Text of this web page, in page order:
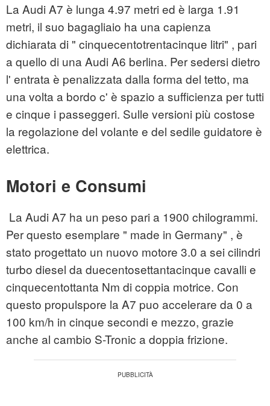
La Audi A7 è lunga 4.97 metri ed è larga 1.91
metri, il suo bagagliaio ha una capienza
dichiarata di " cinquecentotrentacinque litri" , pari
a quello di una Audi A6 berlina. Per sedersi dietro
l' entrata è penalizzata dalla forma del tetto, ma
una volta a bordo c' è spazio a sufficienza per tutti
e cinque i passeggeri. Sulle versioni più costose
la regolazione del volante e del sedile guidatore è
elettrica.
Motori e Consumi
La Audi A7 ha un peso pari a 1900 chilogrammi.
Per questo esemplare " made in Germany" , è
stato progettato un nuovo motore 3.0 a sei cilindri
turbo diesel da duecentosettantacinque cavalli e
cinquecentottanta Nm di coppia motrice. Con
questo propulspore la A7 puo accelerare da 0 a
100 km/h in cinque secondi e mezzo, grazie
anche al cambio S-Tronic a doppia frizione.